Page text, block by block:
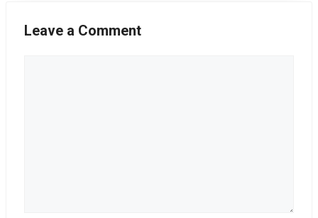
Leave a Comment